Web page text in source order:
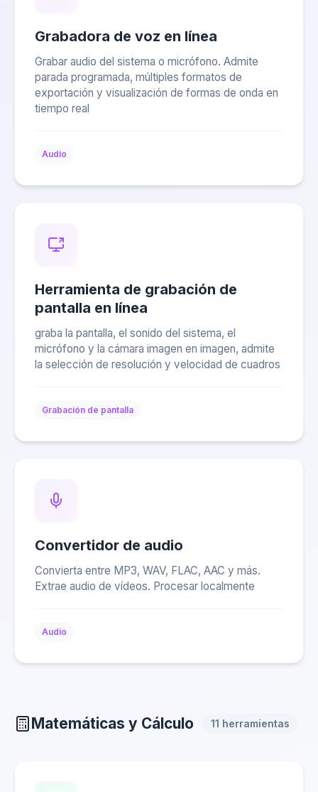
Grabadora de voz en línea
Grabar audio del sistema o micrófono. Admite
parada programada, múltiples formatos de
exportación y visualización de formas de onda en
tiempo real
Audio
Herramienta de grabación de
pantalla en línea
graba la pantalla, el sonido del sistema, el
micrófono y la cámara imagen en imagen, admite
la selección de resolución y velocidad de cuadros
Grabación de pantalla
Convertidor de audio
Convierta entre MP3, WAV, FLAC, AAC y más.
Extrae audio de vídeos. Procesar localmente
Audio
Matemáticas y Cálculo 11 herramientas